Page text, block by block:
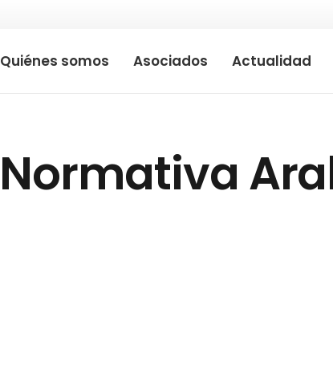
Quiénes somos Asociados Actualidad
Normativa